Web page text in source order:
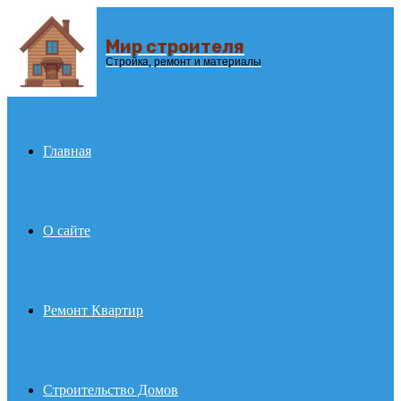
Menu Мир строителя
Стройка, ремонт и материалы
Главная
О сайте
Ремонт Квартир
Строительство Домов